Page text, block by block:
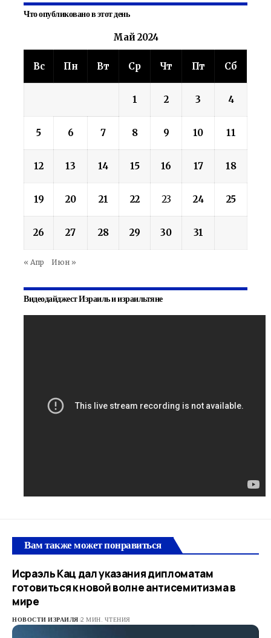
Что опубликовано в этот день
Май 2024
Вс Пн Вт Ср Чт Пт Сб
1 2 3 4
5 6 7 8 9 10 11
12 13 14 15 16 17 18
19 20 21 22 23 24 25
26 27 28 29 30 31
« Апр Июн »
Видеодайджест Израиль и израильтяне
Вам также может понравиться
Исраэль Кац дал указания дипломатам
готовиться к новой волне антисемитизма в
мире
НОВОСТИ ИЗРАИЛЯ 2 МИН. ЧТЕНИЯ